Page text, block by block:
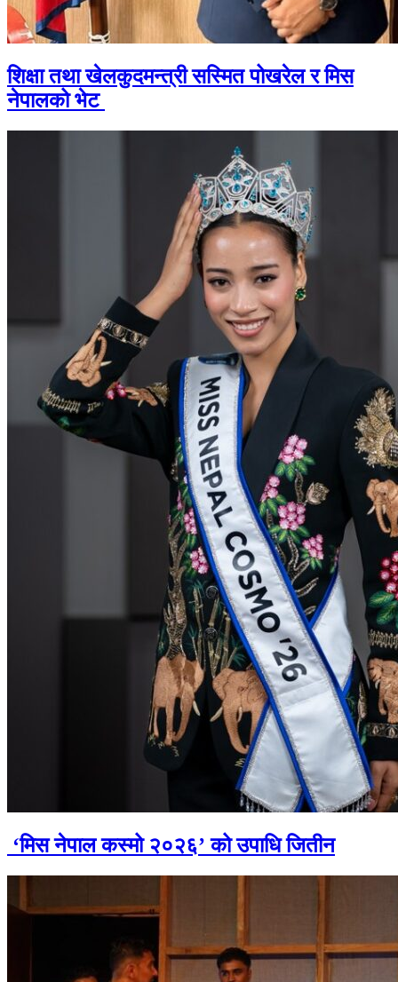
शिक्षा तथा खेलकुदमन्त्री सस्मित पोखरेल र मिस
नेपालको भेट
‘मिस नेपाल कस्मो २०२६’ को उपाधि जितीन